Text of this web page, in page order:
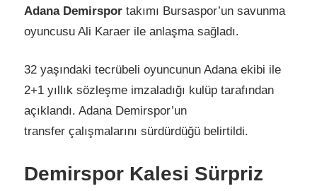
Adana Demirspor takımı Bursaspor’un savunma
oyuncusu Ali Karaer ile anlaşma sağladı.
32 yaşındaki tecrübeli oyuncunun Adana ekibi ile
2+1 yıllık sözleşme imzaladığı kulüp tarafından
açıklandı. Adana Demirspor’un
transfer çalışmalarını sürdürdüğü belirtildi.
Demirspor Kalesi Sürpriz